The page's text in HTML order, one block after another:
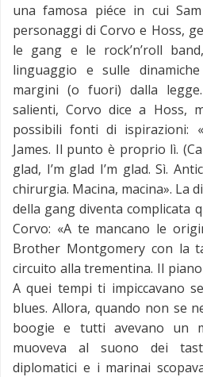
una famosa piéce in cui
personaggi di Corvo e Hoss,
le gang e le rock’n’roll
linguaggio e sulle
margini (o fuori) dalla
salienti, Corvo dice a Hoss,
possibili fonti di ispirazioni:
James. Il punto è proprio lì.
glad, I’m glad I’m glad. Sì.
chirurgia. Macina, macina». La
della gang diventa complicata
Corvo: «A te mancano le
Brother Montgomery con la
circuito alla trementina. Il
A quei tempi ti impiccavano
blues. Allora, quando non se
boogie e tutti avevano un
muoveva al suono dei
diplomatici e i marinai